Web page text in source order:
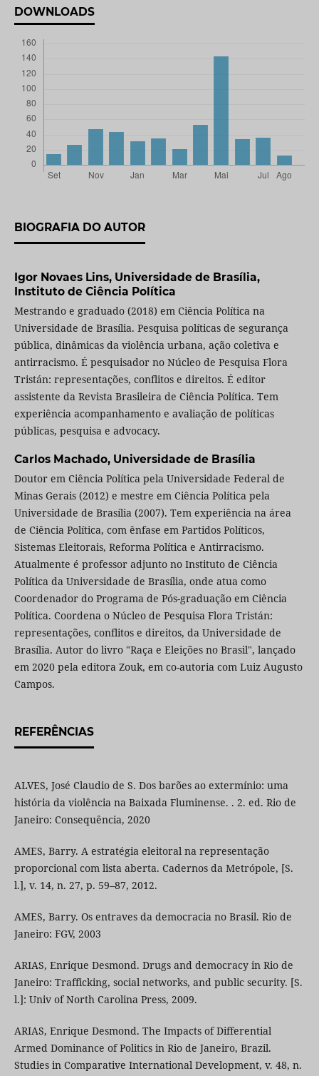
DOWNLOADS
BIOGRAFIA DO AUTOR
Igor Novaes Lins, Universidade de Brasília,
Instituto de Ciência Política
Mestrando e graduado (2018) em Ciência Política na
Universidade de Brasília. Pesquisa políticas de segurança
pública, dinâmicas da violência urbana, ação coletiva e
antirracismo. É pesquisador no Núcleo de Pesquisa Flora
Tristán: representações, conflitos e direitos. É editor
assistente da Revista Brasileira de Ciência Política. Tem
experiência acompanhamento e avaliação de políticas
públicas, pesquisa e advocacy.
Carlos Machado, Universidade de Brasília
Doutor em Ciência Política pela Universidade Federal de
Minas Gerais (2012) e mestre em Ciência Política pela
Universidade de Brasília (2007). Tem experiência na área
de Ciência Política, com ênfase em Partidos Políticos,
Sistemas Eleitorais, Reforma Política e Antirracismo.
Atualmente é professor adjunto no Instituto de Ciência
Política da Universidade de Brasília, onde atua como
Coordenador do Programa de Pós-graduação em Ciência
Política. Coordena o Núcleo de Pesquisa Flora Tristán:
representações, conflitos e direitos, da Universidade de
Brasília. Autor do livro "Raça e Eleições no Brasil", lançado
em 2020 pela editora Zouk, em co-autoria com Luiz Augusto
Campos.
REFERÊNCIAS
ALVES, José Claudio de S. Dos barões ao extermínio: uma
história da violência na Baixada Fluminense. . 2. ed. Rio de
Janeiro: Consequência, 2020
AMES, Barry. A estratégia eleitoral na representação
proporcional com lista aberta. Cadernos da Metrópole, [S.
l.], v. 14, n. 27, p. 59–87, 2012.
AMES, Barry. Os entraves da democracia no Brasil. Rio de
Janeiro: FGV, 2003
ARIAS, Enrique Desmond. Drugs and democracy in Rio de
Janeiro: Trafficking, social networks, and public security. [S.
l.]: Univ of North Carolina Press, 2009.
ARIAS, Enrique Desmond. The Impacts of Differential
Armed Dominance of Politics in Rio de Janeiro, Brazil.
Studies in Comparative International Development, v. 48, n.